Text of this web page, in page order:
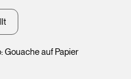
Gouache auf Papier